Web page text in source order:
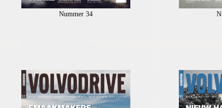
Nummer 34